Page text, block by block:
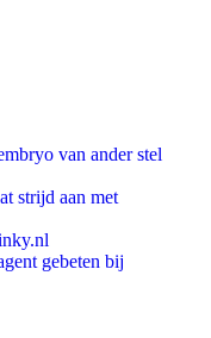
van ander stel
strijd aan met
gebeten bij